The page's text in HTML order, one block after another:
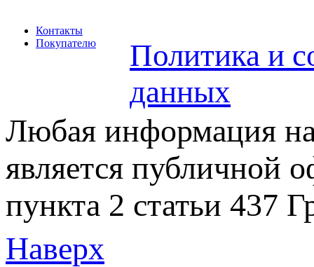
Контакты
Покупателю
Политика и
данных
Любая информация на
является публичной
пункта 2 статьи 437
Наверх